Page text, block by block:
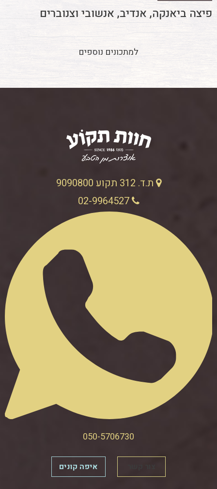
פיצה ביאנקה, אנדיב, אנשובי וצנוברים
למתכונים נוספים
ת.ד. 312 תקוע 9090800
02-9964527
050-5706730
איפה קונים